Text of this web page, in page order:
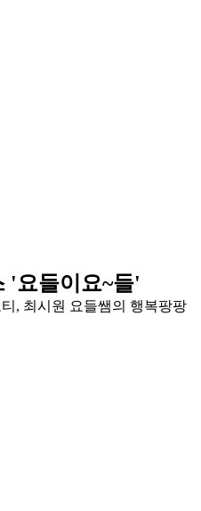
'요들이요~들'
, 최시원 요들쌤의 행복팡팡